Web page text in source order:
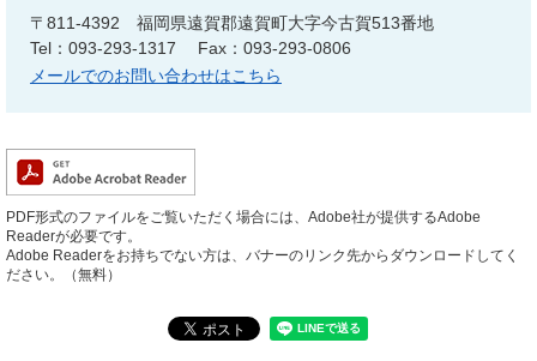
〒811-4392
福岡県遠賀郡遠賀町大字今古賀513番地
Tel：093-293-1317
Fax：093-293-0806
メールでのお問い合わせはこちら
PDF形式のファイルをご覧いただく場合には、Adobe社が提供するAdobe
Readerが必要です。
Adobe Readerをお持ちでない方は、バナーのリンク先からダウンロードしてく
ださい。（無料）